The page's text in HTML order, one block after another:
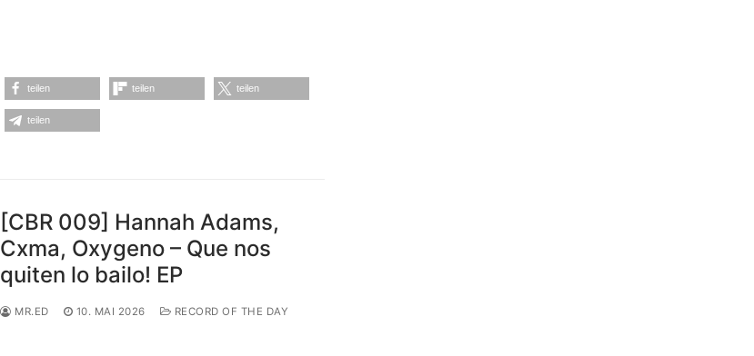
teilen teilen teilen
teilen
[CBR 009] Hannah Adams,
Cxma, Oxygeno – Que nos
quiten lo bailo! EP
MR.ED 10. MAI 2026 RECORD OF THE DAY